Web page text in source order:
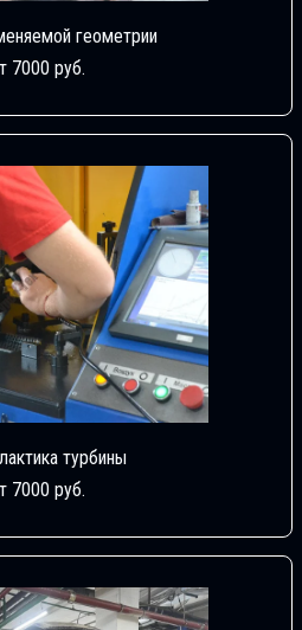
геометрии
7000 руб.
турбины
7000 руб.